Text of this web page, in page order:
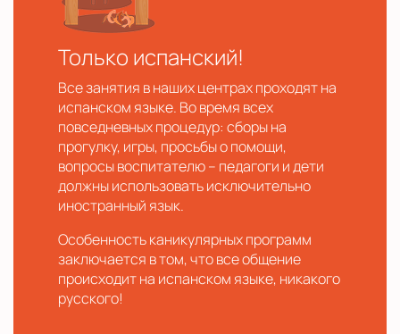
Только испанский!
Все занятия в наших центрах проходят на
испанском языке. Во время всех
повседневных процедур: сборы на
прогулку, игры, просьбы о помощи,
вопросы воспитателю – педагоги и дети
должны использовать исключительно
иностранный язык.
Особенность каникулярных программ
заключается в том, что все общение
происходит на испанском языке, никакого
русского!